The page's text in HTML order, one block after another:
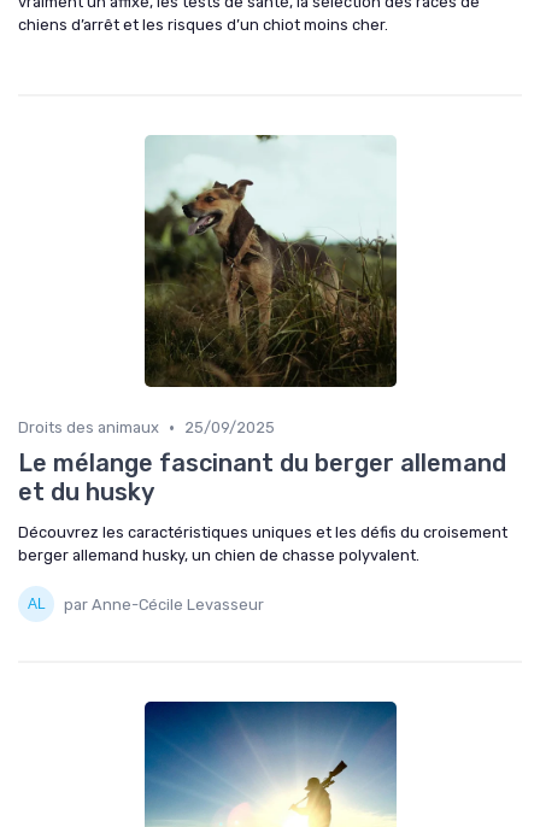
chiens d’arrêt et les risques d’un chiot moins cher.
Droits des animaux • 25/09/2025
Le mélange fascinant du berger allemand
et du husky
Découvrez les caractéristiques uniques et les défis du croisement
berger allemand husky, un chien de chasse polyvalent.
par Anne-Cécile Levasseur